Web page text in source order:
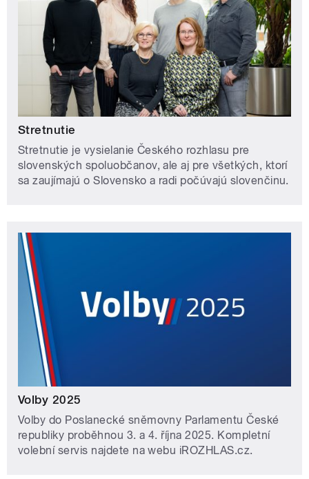
Stretnutie
Stretnutie je vysielanie Českého rozhlasu pre
slovenských spoluobčanov, ale aj pre všetkých, ktorí
sa zaujímajú o Slovensko a radi počúvajú slovenčinu.
Volby 2025
Volby do Poslanecké sněmovny Parlamentu České
republiky proběhnou 3. a 4. října 2025. Kompletní
volební servis najdete na webu iROZHLAS.cz.